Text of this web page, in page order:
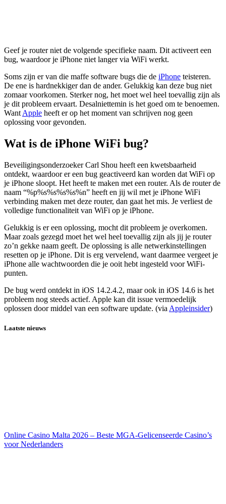
Geef je router niet de volgende specifieke naam. Dit activeert een
bug, waardoor je iPhone niet langer via WiFi werkt.
Soms zijn er van die maffe software bugs die de iPhone teisteren.
De ene is hardnekkiger dan de ander. Gelukkig kan deze bug niet
zomaar voorkomen. Sterker nog, het moet wel heel toevallig zijn als
je dit probleem ervaart. Desalniettemin is het goed om te benoemen.
WantApple heeft er op het moment van schrijven nog geen
oplossing voor gevonden.
Wat is de iPhone WiFi bug?
Beveiligingsonderzoeker Carl Shou heeft een kwetsbaarheid
ontdekt, waardoor er een bug geactiveerd kan worden dat WiFi op
je iPhone sloopt. Het heeft te maken met een router. Als de router de
naam “%p%s%s%s%s%n” heeft en jij wil met je iPhone WiFi
verbinding maken met deze router, dan gaat het mis. Je verliest de
volledige functionaliteit van WiFi op je iPhone.
Gelukkig is er een oplossing, mocht dit probleem je overkomen.
Maar zoals gezegd moet het wel heel toevallig zijn als jij je router
zo’n gekke naam geeft. De oplossing is alle netwerkinstellingen
resetten op je iPhone. Dit is erg vervelend, want daarmee vergeet je
iPhone alle wachtwoorden die je ooit hebt ingesteld voor WiFi-
punten.
De bug werd ontdekt in iOS 14.2.4.2, maar ook in iOS 14.6 is het
probleem nog steeds actief. Apple kan dit issue vermoedelijk
oplossen door middel van een software update. (via Appleinsider)
Laatste nieuws
Online Casino Malta 2026 – Beste MGA-Gelicenseerde Casino’s
voor Nederlanders